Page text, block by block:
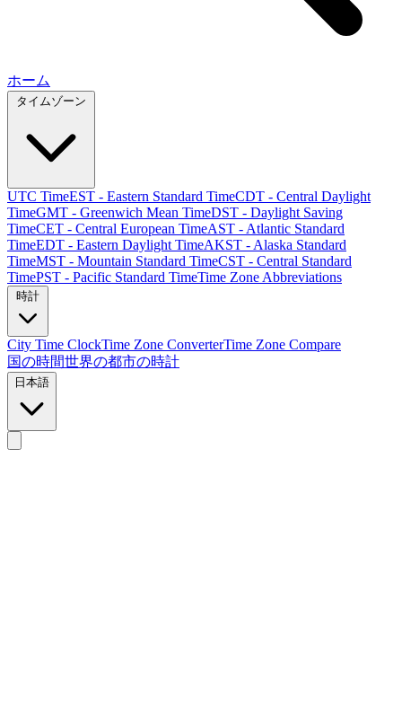
ホーム
UTC TimeEST - Eastern Standard TimeCDT - Central Daylight
TimeGMT - Greenwich Mean TimeDST - Daylight Saving
TimeCET - Central European TimeAST - Atlantic Standard
TimeEDT - Eastern Daylight TimeAKST - Alaska Standard
TimeMST - Mountain Standard TimeCST - Central Standard
TimePST - Pacific Standard TimeTime Zone Abbreviations
City Time ClockTime Zone ConverterTime Zone Compare
国の時間世界の都市の時計
日本語